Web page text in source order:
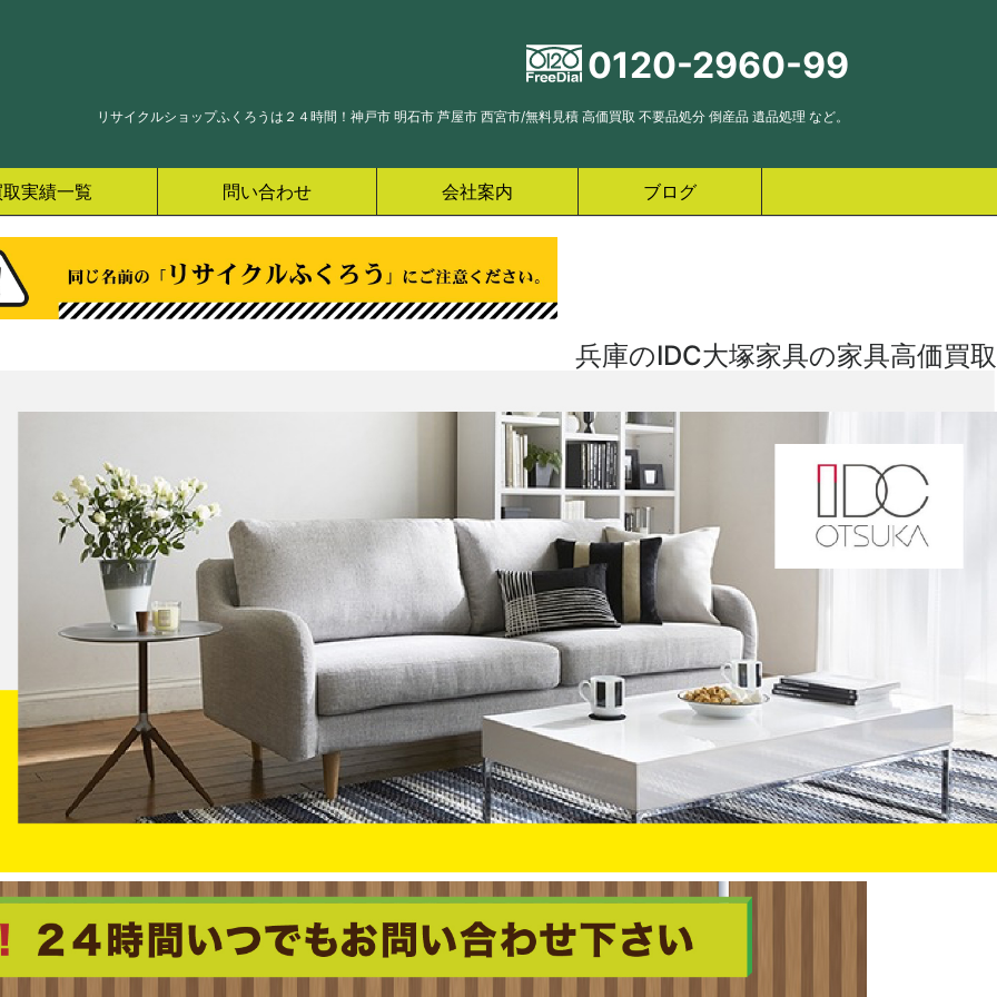
0120-2960-99
リサイクルショップふくろうは２４時間！神戸市 明石市 芦屋市 西宮市/無料見積 高価買取 不要品処分 倒産品 遺品処理 など。
実績一覧 問い合わせ 会社案内 ブログ
兵庫のIDC大塚家具の家具高価買取